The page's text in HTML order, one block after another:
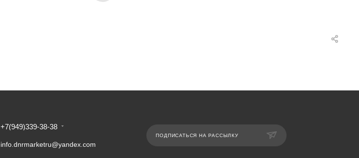
+7(949)339-38-38
info.dnrmarketru@yandex.com
ПОДПИСАТЬСЯ НА РАССЫЛКУ